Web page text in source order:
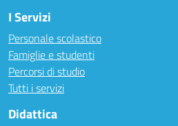
I Servizi
Personale scolastico
Famiglie e studenti
Percorsi di studio
Tutti i servizi
Didattica